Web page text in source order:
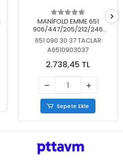
MANİFOLD EMME 651
906/447/205/212/246
KELEBEKSİZ
651 090 30 37 TACLAR
A6510903037
2.738,45 TL
Sepete Ekle